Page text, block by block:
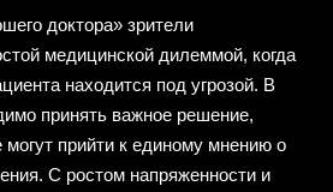
доктора» зрители
медицинской дилеммой, когда
находится под угрозой. В
принять важное решение,
могут прийти к единому мнению о
С ростом напряженности и